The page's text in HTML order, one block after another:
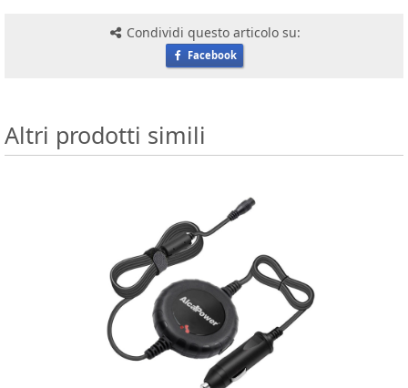
Condividi questo articolo su:
Facebook
Altri prodotti simili